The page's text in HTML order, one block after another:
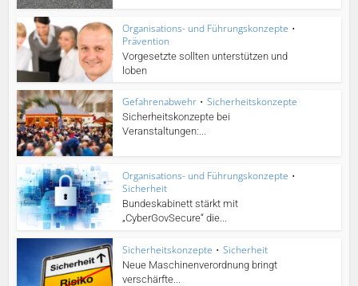
Organisations- und Führungskonzepte •
Prävention
Vorgesetzte sollten unterstützen und
loben
Gefahrenabwehr • Sicherheitskonzepte
Sicherheitskonzepte bei
Veranstaltungen:...
Organisations- und Führungskonzepte •
Sicherheit
Bundeskabinett stärkt mit
„CyberGovSecure“ die...
Sicherheitskonzepte • Sicherheit
Neue Maschinenverordnung bringt
verschärfte...